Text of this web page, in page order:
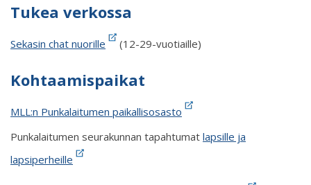
Tukea verkossa
Sekasin chat nuorille (12-29-vuotiaille)
Kohtaamispaikat
MLL:n Punkalaitumen paikallisosasto
Punkalaitumen seurakunnan tapahtumat lapsille ja
lapsiperheille